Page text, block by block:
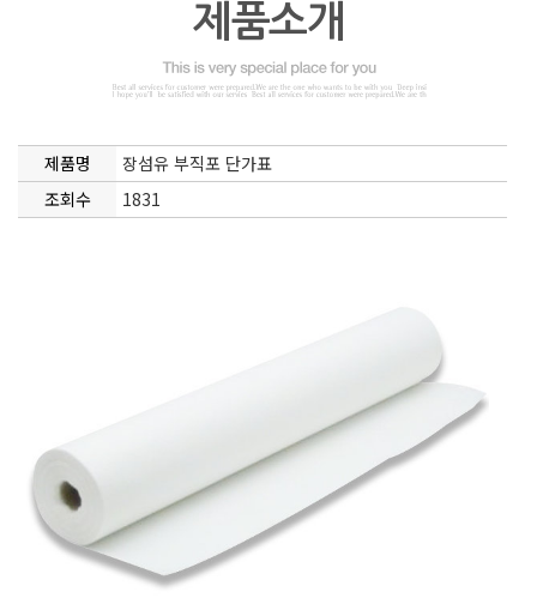
제품소개
제품명
장섬유 부직포 단가표
조회수
1831